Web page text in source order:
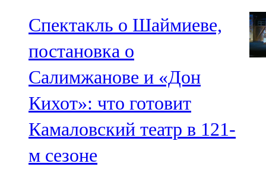
Спектакль о Шаймиеве,
постановка о
Салимжанове и «Дон
Кихот»: что готовит
Камаловский театр в 121-
м сезоне